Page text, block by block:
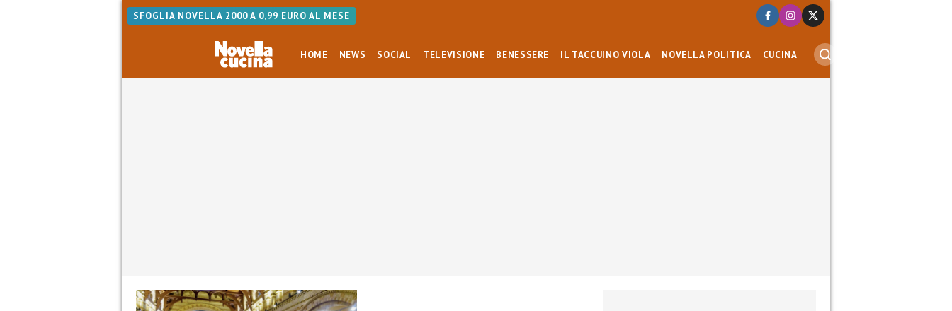
SFOGLIA NOVELLA 2000 A 0,99 EURO AL MESE
HOME NEWS SOCIAL TELEVISIONE BENESSERE IL TACCUINO VIOLA NOVELLA POLITICA CUCINA